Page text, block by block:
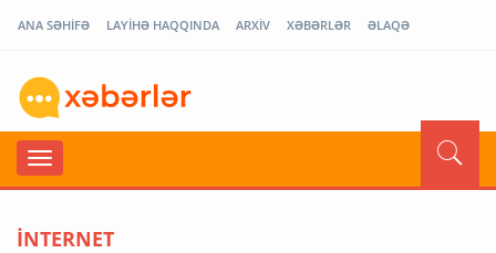
ANA SƏHİFƏ LAYİHƏ HAQQINDA ARXİV XƏBƏRLƏR ƏLAQƏ
İNTERNET